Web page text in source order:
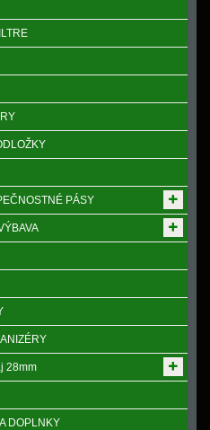
PÁSY
28mm
DOPLNKY